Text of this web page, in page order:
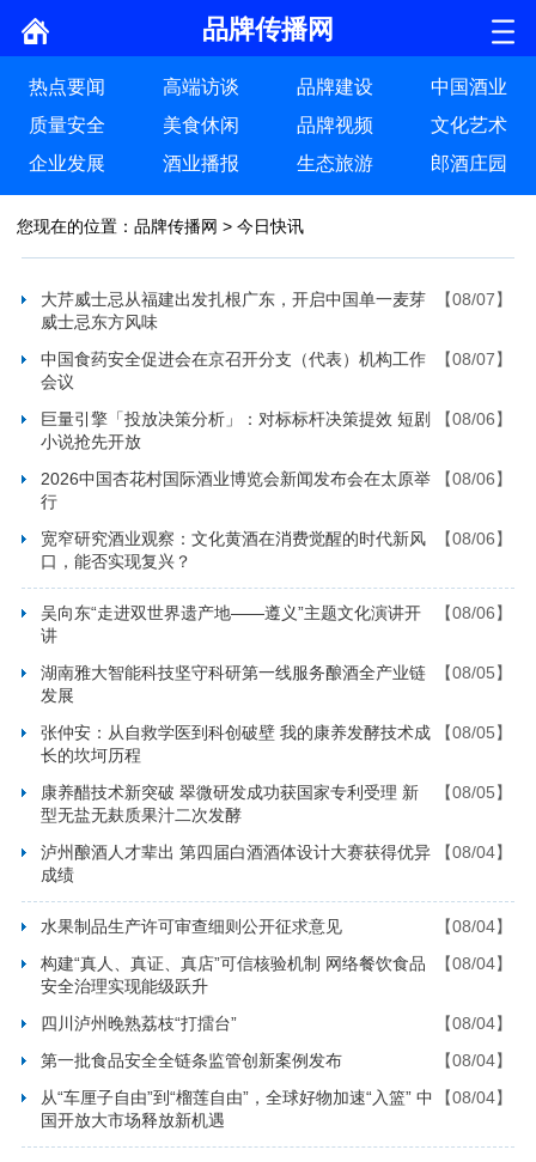
品牌传播网
热点要闻 高端访谈 品牌建设
中国酒业
质量安全
美食休闲 品牌视频
文化艺术
企业发展
酒业播报 生态旅游 郎酒庄园
您现在的位置： 品牌传播网 > 今日快讯
大芹威士忌从福建出发扎根广东，开启中国单一麦芽
威士忌东方风味
【08/07】
中国食药安全促进会在京召开分支（代表）机构工作
会议
【08/07】
巨量引擎「投放决策分析」：对标标杆决策提效 短剧
小说抢先开放
【08/06】
2026中国杏花村国际酒业博览会新闻发布会在太原举
行
【08/06】
宽窄研究酒业观察：文化黄酒在消费觉醒的时代新风
口，能否实现复兴？
【08/06】
吴向东“走进双世界遗产地——遵义”主题文化演讲开
讲
【08/06】
湖南雅大智能科技坚守科研第一线服务酿酒全产业链
发展
【08/05】
张仲安：从自救学医到科创破壁 我的康养发酵技术成
长的坎坷历程
【08/05】
康养醋技术新突破 翠微研发成功获国家专利受理 新
型无盐无麸质果汁二次发酵
【08/05】
泸州酿酒人才辈出 第四届白酒酒体设计大赛获得优异
成绩
【08/04】
水果制品生产许可审查细则公开征求意见
【08/04】
构建“真人、真证、真店”可信核验机制 网络餐饮食品
安全治理实现能级跃升
【08/04】
四川泸州晚熟荔枝“打擂台”
【08/04】
第一批食品安全全链条监管创新案例发布
【08/04】
从“车厘子自由”到“榴莲自由”，全球好物加速“入篮” 中
国开放大市场释放新机遇
【08/04】